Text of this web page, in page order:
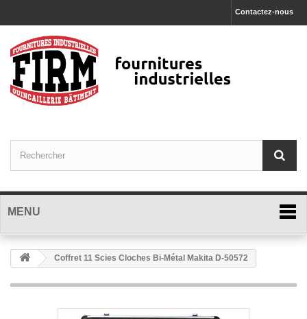
Contactez-nous
MENU
Coffret 11 Scies Cloches Bi-Métal Makita D-50572